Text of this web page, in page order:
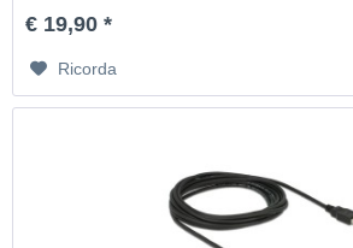
€ 19,90 *
Ricorda